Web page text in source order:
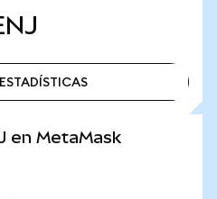
en MetaMask